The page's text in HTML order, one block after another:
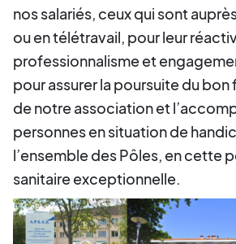
nos salariés, ceux qui sont
ou en télétravail, pour leur
professionnalisme et
pour assurer la poursuite du
de notre association et
personnes en situation de
l’ensemble des Pôles, en cette
sanitaire exceptionnelle.